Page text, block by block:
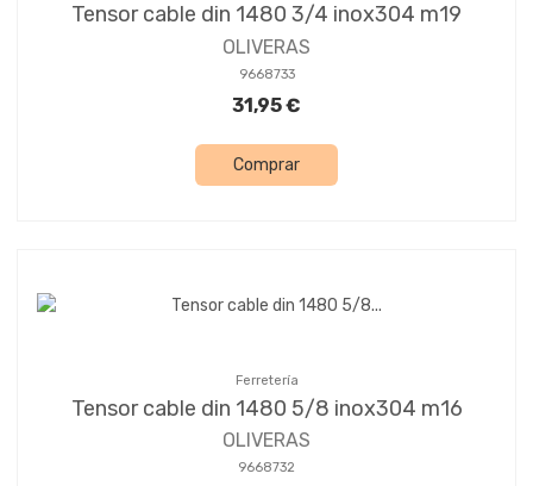
Tensor cable din 1480 3/4 inox304 m19
OLIVERAS
9668733
31,95 €
Comprar
Ferretería
Tensor cable din 1480 5/8 inox304 m16
OLIVERAS
9668732